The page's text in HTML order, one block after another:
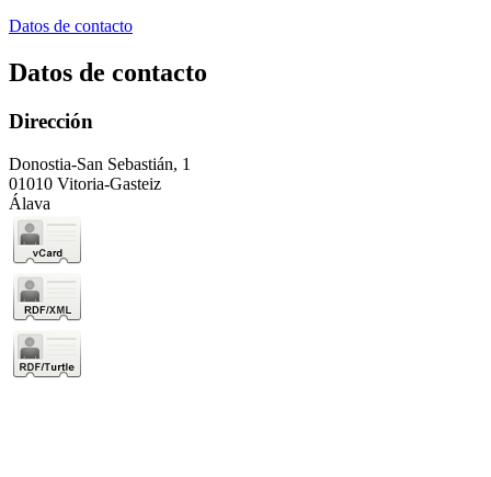
Datos de contacto
Datos de contacto
Dirección
Donostia-San Sebastián, 1
01010 Vitoria-Gasteiz
Álava